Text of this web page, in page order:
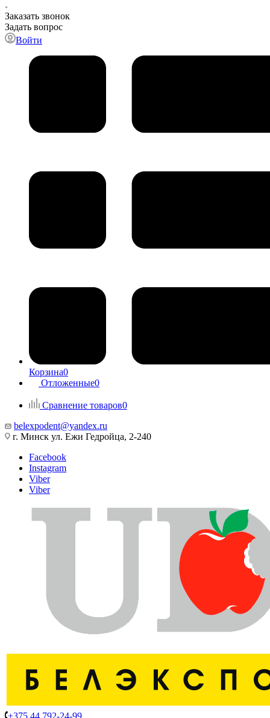
Заказать звонок
Задать вопрос
Войти
Корзина0
Отложенные0
Сравнение товаров0
belexpodent@yandex.ru
г. Минск ул. Ежи Гедройца, 2-240
Facebook
Instagram
Viber
Viber
+375 44 792-24-99